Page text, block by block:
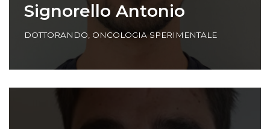
Signorello Antonio
DOTTORANDO, ONCOLOGIA SPERIMENTALE